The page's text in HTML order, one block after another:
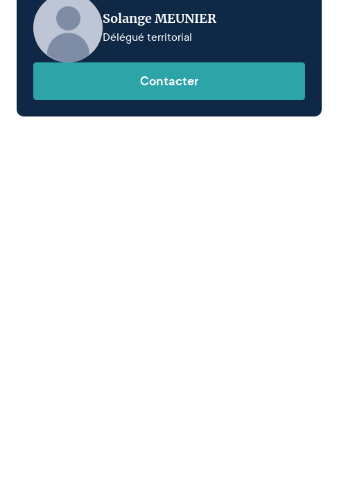
Solange MEUNIER
Délégué territorial
Contacter